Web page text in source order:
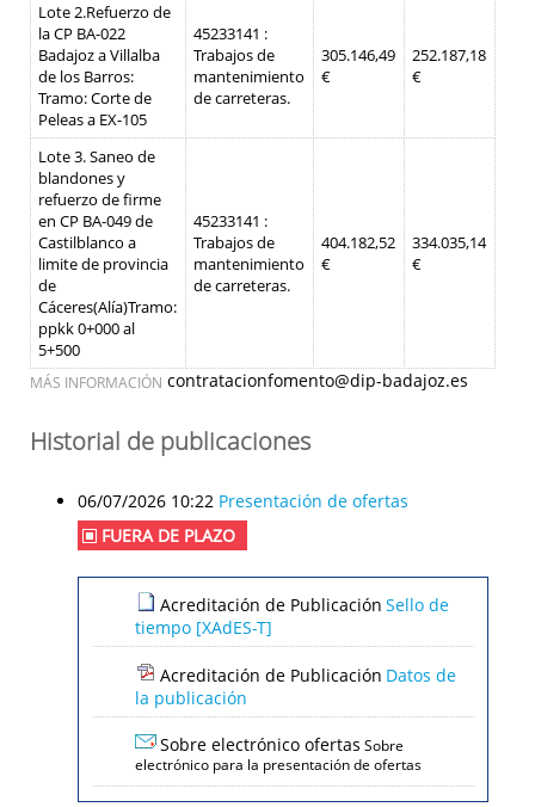
Lote 2.Refuerzo de
la CP BA-022
Badajoz a Villalba
de los Barros:
Tramo: Corte de
Peleas a EX-105
45233141 :
Trabajos de
mantenimiento
de carreteras.
305.146,49
€
252.187,18
€
Lote 3. Saneo de
blandones y
refuerzo de firme
en CP BA-049 de
Castilblanco a
limite de provincia
de
Cáceres(Alía)Tramo:
ppkk 0+000 al
5+500
45233141 :
Trabajos de
mantenimiento
de carreteras.
404.182,52
€
334.035,14
€
MÁS INFORMACIÓN contratacionfomento@dip-badajoz.es
Historial de publicaciones
06/07/2026 10:22 Presentación de ofertas
FUERA DE PLAZO
Acreditación de Publicación Sello de
tiempo [XAdES-T]
Acreditación de Publicación Datos de
la publicación
Sobre electrónico ofertas Sobre
electrónico para la presentación de ofertas